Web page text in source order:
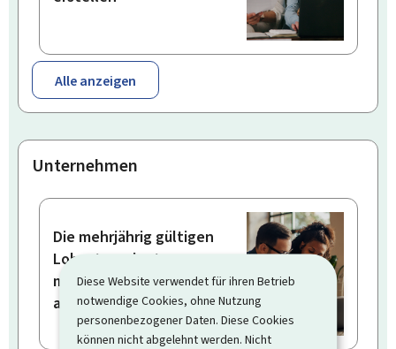
Diese Website verwendet für ihren Betrieb
notwendige Cookies, ohne Nutzung
personenbezogener Daten. Diese Cookies
können nicht abgelehnt werden. Nicht
Alle anzeigen
Unternehmen
Die mehrjährig gültigen
Lohnsteuerkarten
meines Personals
abrufen